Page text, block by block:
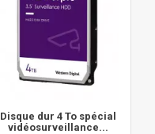
Disque dur 4 To spécial
vidéosurveillance...